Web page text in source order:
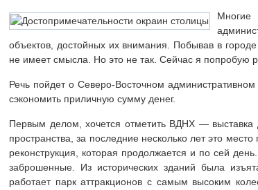
объектов, достойных их внимания. Побывав в
не имеет смысла. Но это не так. Сейчас я попробую
Речь пойдет о Северо-Восточном административном
сэкономить приличную сумму денег.
Первым делом, хочется отметить ВДНХ — выставка
пространства, за последние несколько лет это
реконструкция, которая продолжается и по сей
заброшенные. Из исторических зданий была
работает парк аттракционов с самым высоким